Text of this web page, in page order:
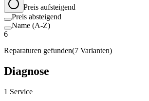
Preis aufsteigend
Preis absteigend
Name (A-Z)
6
Reparaturen gefunden(7 Varianten)
Diagnose
1 Service